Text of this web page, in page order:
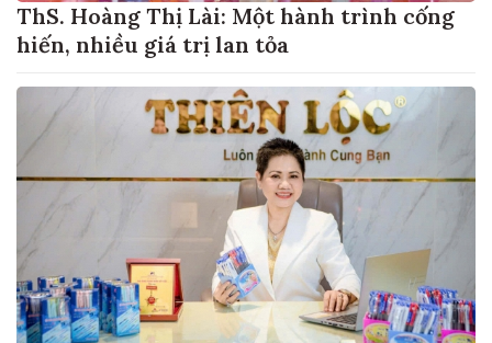
ThS. Hoàng Thị Lài: Một hành trình cống
hiến, nhiều giá trị lan tỏa